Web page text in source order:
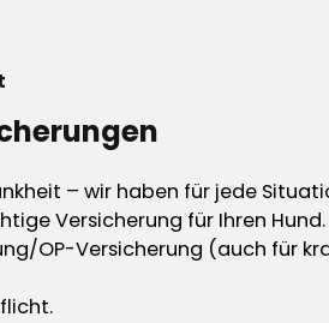
– wir haben für jede
Versicherung für Ihren Hund.
OP-Versicherung (auch für